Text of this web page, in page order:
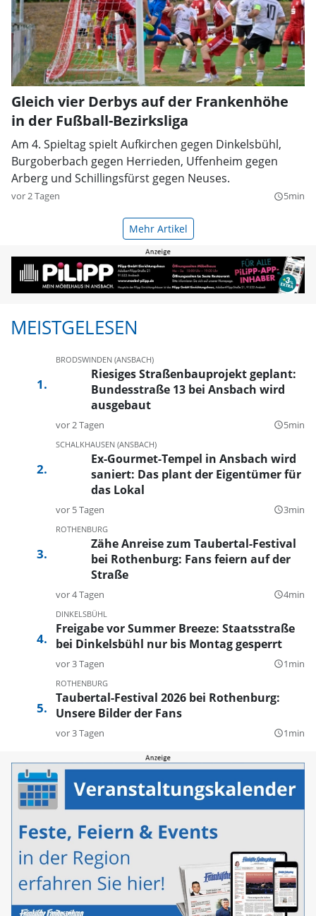
Gleich vier Derbys auf der Frankenhöhe
in der Fußball-Bezirksliga
Am 4. Spieltag spielt Aufkirchen gegen Dinkelsbühl,
Burgoberbach gegen Herrieden, Uffenheim gegen
Arberg und Schillingsfürst gegen Neuses.
vor 2 Tagen query_builder5min
Mehr Artikel
MEISTGELESEN
BRODSWINDEN (ANSBACH)
Riesiges Straßenbauprojekt geplant:
Bundesstraße 13 bei Ansbach wird
ausgebaut
vor 2 Tagen query_builder5min
SCHALKHAUSEN (ANSBACH)
Ex-Gourmet-Tempel in Ansbach wird
saniert: Das plant der Eigentümer für
das Lokal
vor 5 Tagen query_builder3min
ROTHENBURG
Zähe Anreise zum Taubertal-Festival
bei Rothenburg: Fans feiern auf der
Straße
vor 4 Tagen query_builder4min
DINKELSBÜHL
Freigabe vor Summer Breeze: Staatsstraße
bei Dinkelsbühl nur bis Montag gesperrt
vor 3 Tagen query_builder1min
ROTHENBURG
Taubertal-Festival 2026 bei Rothenburg:
Unsere Bilder der Fans
vor 3 Tagen query_builder1min